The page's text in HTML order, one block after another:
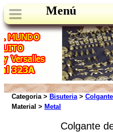
Menú
Categoria > Bisuteria>
Material > Metal
Colgante